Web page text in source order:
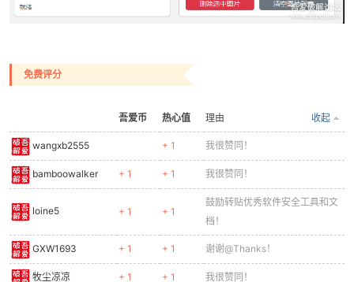
0248
0251
0252
0255
0256
0257
0258
0259
0260
0261
0262
0263
left_layout.addWidget(self.image_list,
self.progress = QProgressBar()
self.progress.setRange(0, 100)
# 状态标签
self.status_label = QLabel(
# 设置左侧布局权重
left_layout.setRowStretch(10, 1)
免费评分
吾爱币 热心值 收起
理由
wangxb2555 + 1 我很赞同！
bamboowalker + 1 + 1 我很赞同！
loine5 + 1 + 1
鼓励转贴优秀软件安全工具和文
档！
GXW1693 + 1 + 1 谢谢@Thanks！
牧尘凉凉 + 1 + 1 我很赞同！